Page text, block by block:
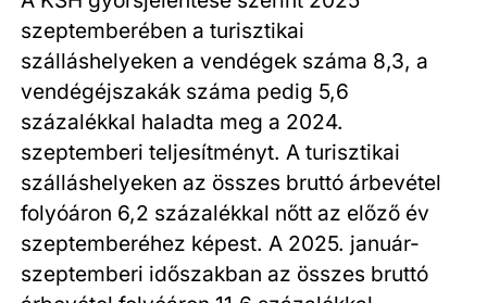
szeptemberében a turisztikai
szálláshelyeken a vendégek száma 8,3, a
vendégéjszakák száma pedig 5,6
százalékkal haladta meg a 2024.
szeptemberi teljesítményt. A turisztikai
szálláshelyeken az összes bruttó árbevétel
folyóáron 6,2 százalékkal nőtt az előző év
szeptemberéhez képest. A 2025. január-
szeptemberi időszakban az összes bruttó